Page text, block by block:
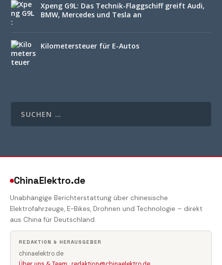
Xpeng G9L: Das Technik-Flaggschiff greift Audi,
BMW, Mercedes und Tesla an
Kilometersteuer für E-Autos
ChinaElektro.de
Unabhängige Berichterstattung über chinesische
Elektrofahrzeuge, E-Bikes, Drohnen und Technologie – direkt
aus China für Deutschland.
REDAKTION & HERAUSGEBER
chinaelektro.de